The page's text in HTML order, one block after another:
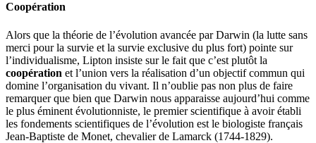
Coopération
Alors que la théorie de l’évolution avancée par Darwin (la lutte sans
merci pour la survie et la survie exclusive du plus fort) pointe sur
l’individualisme, Lipton insiste sur le fait que c’est plutôt la
coopération et l’union vers la réalisation d’un objectif commun qui
domine l’organisation du vivant. Il n’oublie pas non plus de faire
remarquer que bien que Darwin nous apparaisse aujourd’hui comme
le plus éminent évolutionniste, le premier scientifique à avoir établi
les fondements scientifiques de l’évolution est le biologiste français
Jean-Baptiste de Monet, chevalier de Lamarck (1744-1829).